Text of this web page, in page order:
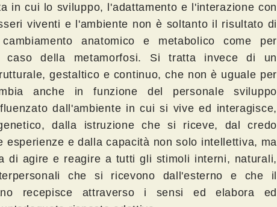
in cui lo sviluppo, l'adattamento e l'interazione con
viventi e l'ambiente non è soltanto il risultato di
anatomico e metabolico come per
caso della metamorfosi. Si tratta invece di un
gestaltico e continuo, che non è uguale per
anche in funzione del personale sviluppo
dall'ambiente in cui si vive ed interagisce,
dalla istruzione che si riceve, dal credo
esperienze e dalla capacità non solo intellettiva, ma
di agire e reagire a tutti gli stimoli interni, naturali,
che si ricevono dall'esterno e che il
recepisce attraverso i sensi ed elabora ed